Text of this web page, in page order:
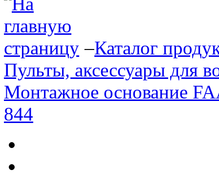
–Каталог
Пульты, аксессуары для
Монтажное основание
844